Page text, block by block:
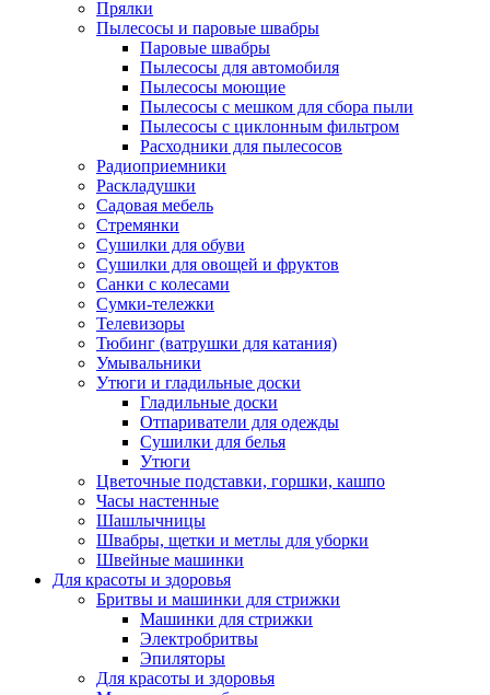
Прялки
Пылесосы и паровые швабры
Паровые швабры
Пылесосы для автомобиля
Пылесосы моющие
Пылесосы с мешком для сбора пыли
Пылесосы с циклонным фильтром
Расходники для пылесосов
Радиоприемники
Раскладушки
Садовая мебель
Стремянки
Сушилки для обуви
Сушилки для овощей и фруктов
Санки с колесами
Сумки-тележки
Телевизоры
Тюбинг (ватрушки для катания)
Умывальники
Утюги и гладильные доски
Гладильные доски
Отпариватели для одежды
Сушилки для белья
Утюги
Цветочные подставки, горшки, кашпо
Часы настенные
Шашлычницы
Швабры, щетки и метлы для уборки
Швейные машинки
Для красоты и здоровья
Бритвы и машинки для стрижки
Машинки для стрижки
Электробритвы
Эпиляторы
Для красоты и здоровья